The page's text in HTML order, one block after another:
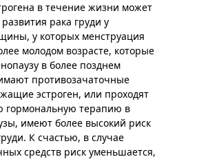
в течение жизни может
рака груди у
у которых менструация
молодом возрасте, которые
в более позднем
противозачаточные
эстроген, или проходят
гормональную терапию в
имеют более высокий риск
К счастью, в случае
средств риск уменьшается,